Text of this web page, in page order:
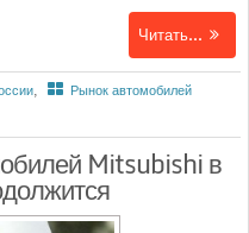
Читать...
,
Рынок автомобилей
Mitsubishi в